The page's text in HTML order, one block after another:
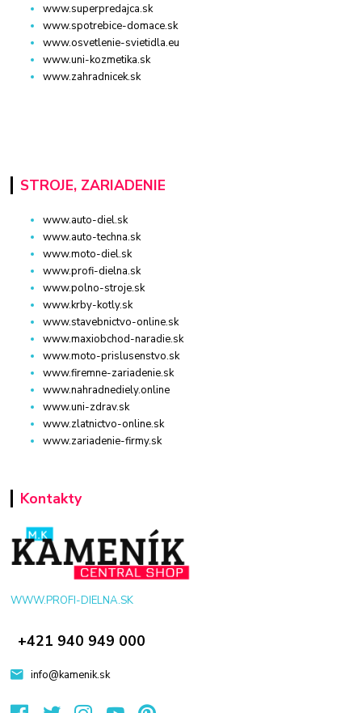
www.superpredajca.sk
www.spotrebice-domace.sk
www.osvetlenie-svietidla.eu
www.uni-kozmetika.sk
www.zahradnicek.sk
STROJE, ZARIADENIE
www.auto-diel.sk
www.auto-techna.sk
www.moto-diel.sk
www.profi-dielna.sk
www.polno-stroje.sk
www.krby-kotly.sk
www.stavebnictvo-online.sk
www.maxiobchod-naradie.sk
www.moto-prislusenstvo.sk
www.firemne-zariadenie.sk
www.nahradnediely.online
www.uni-zdrav.sk
www.zlatnictvo-online.sk
www.zariadenie-firmy.sk
Kontakty
WWW.PROFI-DIELNA.SK
+421 940 949 000
info@kamenik.sk